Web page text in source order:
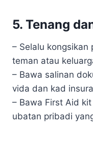
5. Tenang
– Selalu kongsikan
teman atau
– Bawa salinan
vida dan kad
– Bawa First Aid
ubatan pribadi